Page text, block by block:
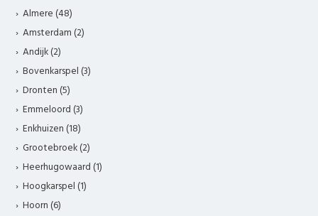
Almere (48)
Amsterdam (2)
Andijk (2)
Bovenkarspel (3)
Dronten (5)
Emmeloord (3)
Enkhuizen (18)
Grootebroek (2)
Heerhugowaard (1)
Hoogkarspel (1)
Hoorn (6)